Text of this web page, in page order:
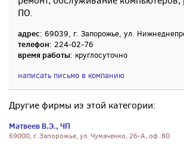
ПО.
адрес: 69039, г. Запорожье, ул.
телефон: 224-02-76
время работы: круглосуточно
написать письмо в компанию
Другие фирмы из этой категории:
Матвеев В.Э., ЧП
69000, г. Запорожье, ул. Чумаченко, 26-А, оф. 80